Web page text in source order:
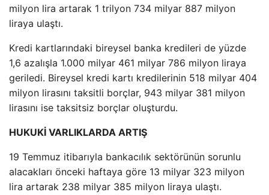
milyon lira artarak 1 trilyon 734 milyar 887 milyon
liraya ulaştı.
Kredi kartlarındaki bireysel banka kredileri de yüzde
1,6 azalışla 1.000 milyar 461 milyar 786 milyon liraya
geriledi. Bireysel kredi kartı kredilerinin 518 milyar 404
milyon lirasını taksitli borçlar, 943 milyar 381 milyon
lirasını ise taksitsiz borçlar oluşturdu.
HUKUKİ VARLIKLARDA ARTIŞ
19 Temmuz itibarıyla bankacılık sektörünün sorunlu
alacakları önceki haftaya göre 13 milyar 323 milyon
lira artarak 238 milyar 385 milyon liraya ulaştı.